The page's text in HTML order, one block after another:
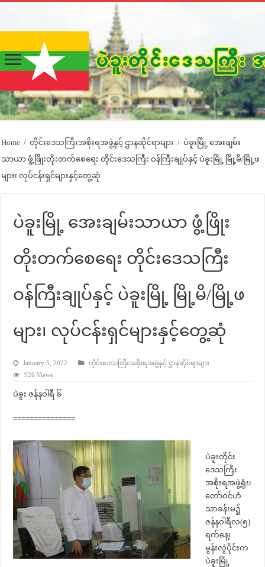
Home / တိုင်းဒေသကြီးအစိုးရအဖွဲ့နှင့် ဌာနဆိုင်ရာများ / ပဲခူးမြို့ အေးချမ်း
သာယာ ဖွံ့ဖြိုးတိုးတက်စေရေး တိုင်းဒေသကြီး ဝန်ကြီးချုပ်နှင့် ပဲခူးမြို့ မြို့မိ/မြို့ဖ
များ၊ လုပ်ငန်းရှင်များနှင့်တွေ့ဆုံ
ပဲခူးမြို့ အေးချမ်းသာယာ ဖွံ့ဖြိုး
တိုးတက်စေရေး တိုင်းဒေသကြီး
ဝန်ကြီးချုပ်နှင့် ပဲခူးမြို့ မြို့မိ/မြို့ဖ
များ၊ လုပ်ငန်းရှင်များနှင့်တွေ့ဆုံ
January 5, 2022
တိုင်းဒေသကြီးအစိုးရအဖွဲ့နှင့် ဌာနဆိုင်ရာများ
926 Views
ပဲခူး ဇန်နဝါရီ ၆
===============
ပဲခူးတိုင်း
ဒေသကြီး
အစိုးရအဖွဲ့ရုံး၊
တော်ဝင်ဟံ
သာခန်းမ၌
ဇန်နဝါရီလ(၅)
ရက်နေ့၊
မွန်းလွဲပိုင်းက
ပဲခူးမြို့